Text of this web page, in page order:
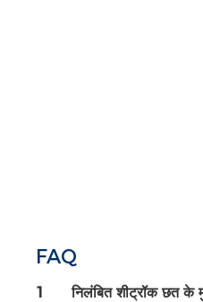
FAQ
1 निलंबित शीट्रॉक छत के